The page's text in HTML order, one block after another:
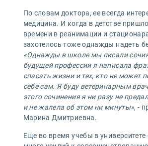
По словам доктора, ее всегда
медицина. И когда в детстве
времени в реанимации и
захотелось тоже однажды надеть
«Однажды в школе мы писали
будущей профессии я написала
спасать жизни и тех, кто не может
себе сам. Я буду ветеринарным
этого сочинения я ни разу не
и не жалела об этом ни минуты», -
Марина Дмитриевна.
Еще во время учебы в университете